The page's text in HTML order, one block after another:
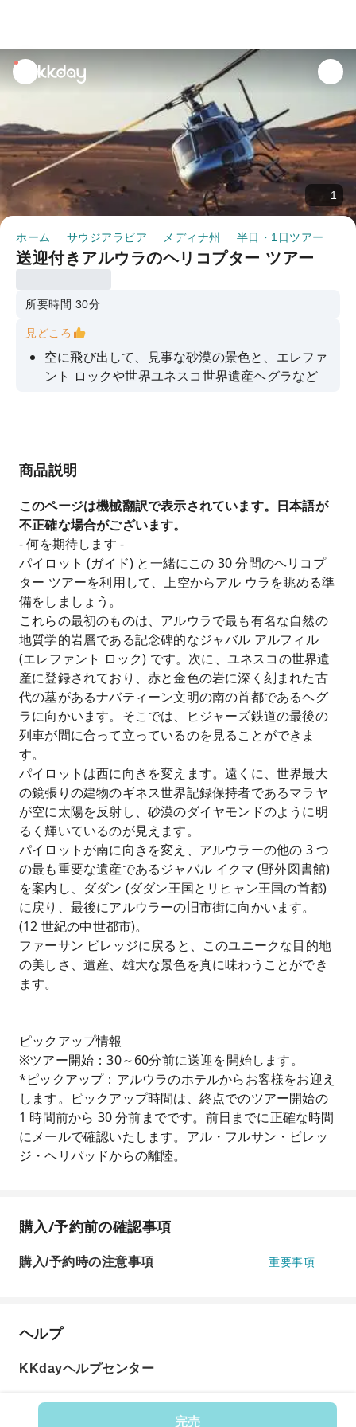
unread
notifications
1
ホーム サウジアラビア メディナ州 半日・1日ツアー
送迎付きアルウラのヘリコプター ツアー
所要時間 30分
見どころ
空に飛び出して、見事な砂漠の景色と、エレファ
ント ロックや世界ユネスコ世界遺産ヘグラなど
りましょう。
完売
商品説明
このページは機械翻訳で表示されています。日本語が
不正確な場合がございます。
- 何を期待します -
パイロット (ガイド) と一緒にこの 30 分間のヘリコプ
ター ツアーを利用して、上空からアル ウラを眺める準
備をしましょう。
これらの最初のものは、アルウラで最も有名な自然の
地質学的岩層である記念碑的なジャバル アルフィル
(エレファント ロック) です。次に、ユネスコの世界遺
産に登録されており、赤と金色の岩に深く刻まれた古
代の墓があるナバティーン文明の南の首都であるヘグ
ラに向かいます。そこでは、ヒジャーズ鉄道の最後の
列車が間に合って立っているのを見ることができま
す。
パイロットは西に向きを変えます。遠くに、世界最大
の鏡張りの建物のギネス世界記録保持者であるマラヤ
が空に太陽を反射し、砂漠のダイヤモンドのように明
るく輝いているのが見えます。
パイロットが南に向きを変え、アルウラーの他の 3 つ
の最も重要な遺産であるジャバル イクマ (野外図書館)
を案内し、ダダン (ダダン王国とリヒャン王国の首都)
に戻り、最後にアルウラーの旧市街に向かいます。
(12 世紀の中世都市)。
ファーサン ビレッジに戻ると、このユニークな目的地
の美しさ、遺産、雄大な景色を真に味わうことができ
ます。
ピックアップ情報
※ツアー開始：30～60分前に送迎を開始します。
*ピックアップ：アルウラのホテルからお客様をお迎え
します。ピックアップ時間は、終点でのツアー開始の
1 時間前から 30 分前までです。前日までに正確な時間
にメールで確認いたします。アル・フルサン・ビレッ
ジ・ヘリパッドからの離陸。
購入/予約前の確認事項
購入/予約時の注意事項 重要事項
ヘルプ
KKdayヘルプセンター